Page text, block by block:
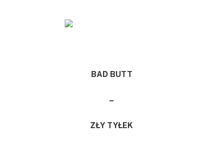
BAD BUTT
–
ZŁY TYŁEK